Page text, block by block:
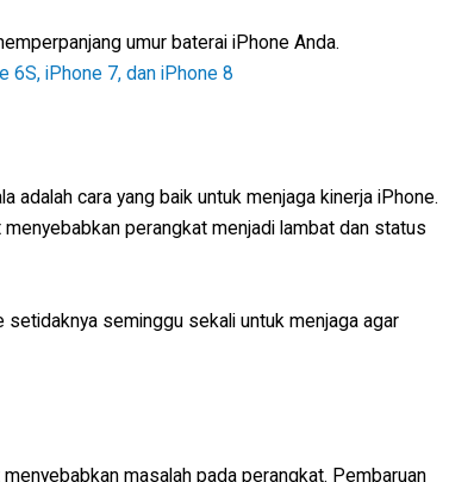
umur baterai iPhone Anda.
6S, iPhone 7, dan iPhone 8
adalah cara yang baik untuk menjaga kinerja iPhone.
perangkat menjadi lambat dan status
seminggu sekali untuk menjaga agar
masalah pada perangkat. Pembaruan